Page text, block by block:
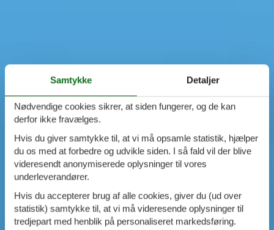
Samtykke Detaljer
Nødvendige cookies sikrer, at siden fungerer, og de kan
derfor ikke fravælges.
Hvis du giver samtykke til, at vi må opsamle statistik, hjælper
du os med at forbedre og udvikle siden. I så fald vil der blive
videresendt anonymiserede oplysninger til vores
underleverandører.
Hvis du accepterer brug af alle cookies, giver du (ud over
statistik) samtykke til, at vi må videresende oplysninger til
tredjepart med henblik på personaliseret markedsføring.